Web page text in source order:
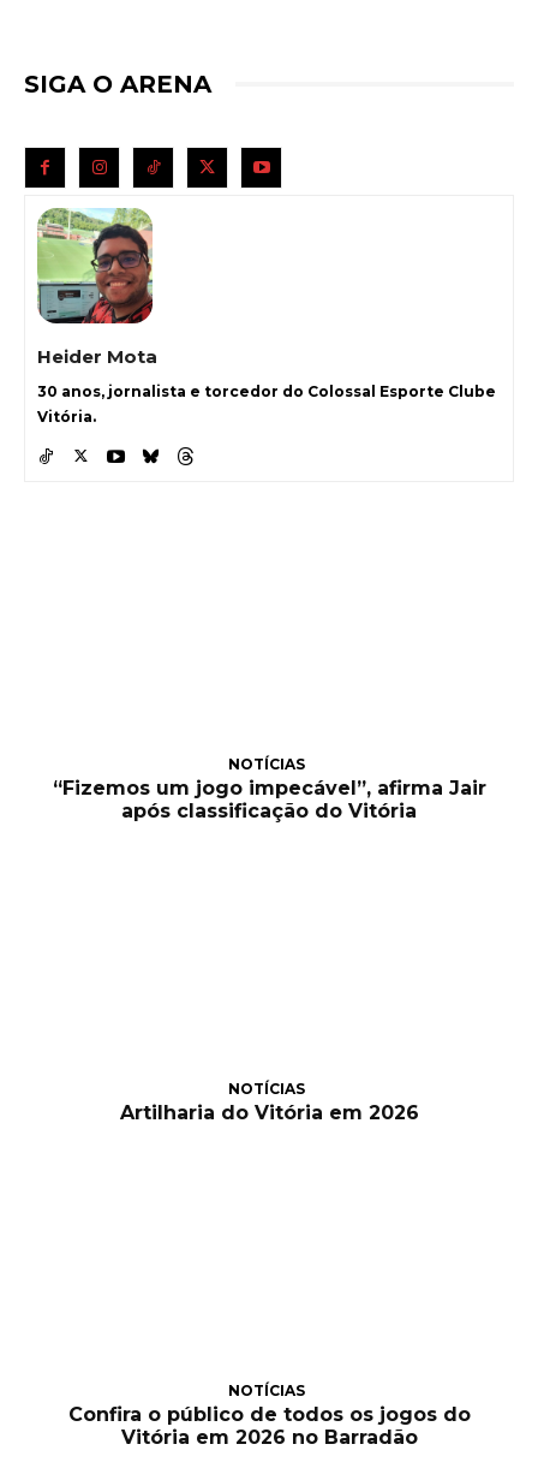
SIGA O ARENA
Heider Mota
30 anos, jornalista e torcedor do Colossal Esporte Clube
Vitória.
NOTÍCIAS
“Fizemos um jogo impecável”, afirma Jair
após classificação do Vitória
NOTÍCIAS
Artilharia do Vitória em 2026
NOTÍCIAS
Confira o público de todos os jogos do
Vitória em 2026 no Barradão